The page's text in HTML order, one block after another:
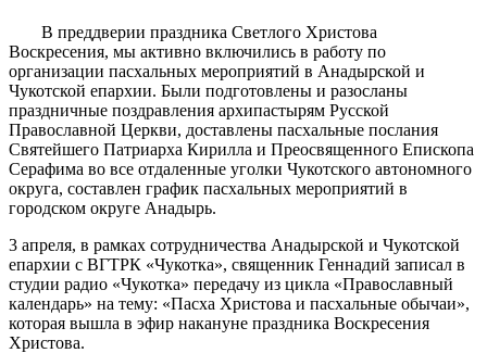
В преддверии праздника Светлого Христова
Воскресения, мы активно включились в работу по
организации пасхальных мероприятий в Анадырской и
Чукотской епархии. Были подготовлены и разосланы
праздничные поздравления архипастырям Русской
Православной Церкви, доставлены пасхальные послания
Святейшего Патриарха Кирилла и Преосвященного Епископа
Серафима во все отдаленные уголки Чукотского автономного
округа, составлен график пасхальных мероприятий в
городском округе Анадырь.
3 апреля, в рамках сотрудничества Анадырской и Чукотской
епархии с ВГТРК «Чукотка», священник Геннадий записал в
студии радио «Чукотка» передачу из цикла «Православный
календарь» на тему: «Пасха Христова и пасхальные обычаи»,
которая вышла в эфир накануне праздника Воскресения
Христова.